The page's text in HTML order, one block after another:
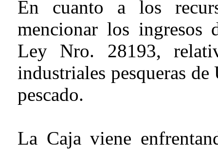
En cuanto a los
mencionar los ingresos
Ley Nro. 28193,
industriales pesqueras
pescado.
La Caja viene